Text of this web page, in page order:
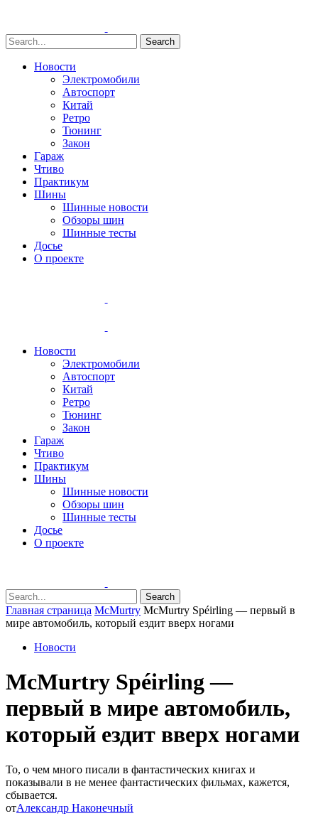
Search
Новости
Электромобили
Автоспорт
Китай
Ретро
Тюнинг
Закон
Гараж
Чтиво
Практикум
Шины
Шинные новости
Обзоры шин
Шинные тесты
Досье
О проекте
Новости
Электромобили
Автоспорт
Китай
Ретро
Тюнинг
Закон
Гараж
Чтиво
Практикум
Шины
Шинные новости
Обзоры шин
Шинные тесты
Досье
О проекте
Search
Главная страница McMurtry McMurtry Spéirling — первый в
мире автомобиль, который ездит вверх ногами
Новости
McMurtry Spéirling —
первый в мире автомобиль,
который ездит вверх ногами
То, о чем много писали в фантастических книгах и
показывали в не менее фантастических фильмах, кажется,
сбывается.
отАлександр Наконечный